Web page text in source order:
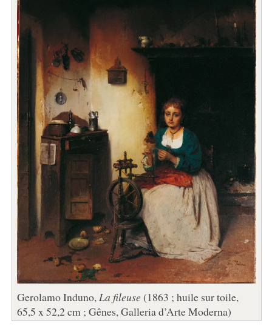
Gerolamo Induno, La fileuse (1863 ; huile sur toile,
65,5 x 52,2 cm ; Gênes, Galleria d’Arte Moderna)